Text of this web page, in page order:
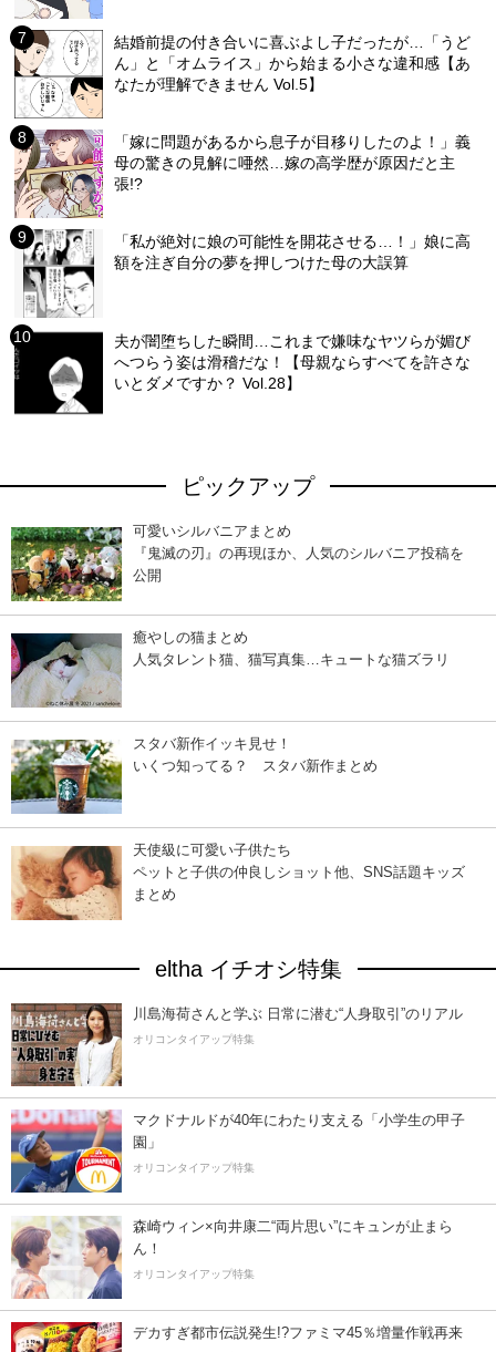
結婚前提の付き合いに喜ぶよし子だったが…「うど
ん」と「オムライス」から始まる小さな違和感【あ
なたが理解できません Vol.5】
「嫁に問題があるから息子が目移りしたのよ！」義
母の驚きの見解に唖然…嫁の高学歴が原因だと主
張!?
「私が絶対に娘の可能性を開花させる…！」娘に高
額を注ぎ自分の夢を押しつけた母の大誤算
夫が闇堕ちした瞬間…これまで嫌味なヤツらが媚び
へつらう姿は滑稽だな！【母親ならすべてを許さな
いとダメですか？ Vol.28】
ピックアップ
可愛いシルバニアまとめ
『鬼滅の刃』の再現ほか、人気のシルバニア投稿を
公開
癒やしの猫まとめ
人気タレント猫、猫写真集…キュートな猫ズラリ
スタバ新作イッキ見せ！
いくつ知ってる？ スタバ新作まとめ
天使級に可愛い子供たち
ペットと子供の仲良しショット他、SNS話題キッズ
まとめ
eltha イチオシ特集
川島海荷さんと学ぶ 日常に潜む“人身取引”のリアル
オリコンタイアップ特集
マクドナルドが40年にわたり支える「小学生の甲子
園」
オリコンタイアップ特集
森崎ウィン×向井康二“両片思い”にキュンが止まら
ん！
オリコンタイアップ特集
デカすぎ都市伝説発生!?ファミマ45％増量作戦再来